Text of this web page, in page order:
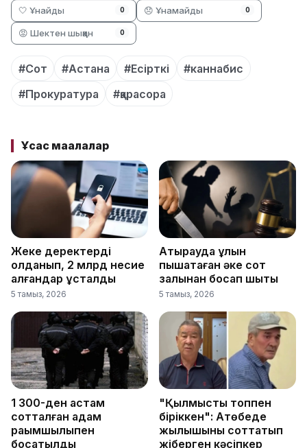
🤍 Ұнайды 0 😞 Ұнамайды 0
😡 Шектен шыққан 0
#Сот #Астана #Есірткі
#каннабис
#Прокуратура
#қарасора
Ұқсас мақалалар
Жеке деректерді
қолданып, 2 млрд несие
алғандар ұсталды
5 тамыз, 2026
Атырауда ұлын
пышақтаған әке сот
залынан босап шықты
5 тамыз, 2026
1 300-ден астам
сотталған адам
рақымшылықпен
босатылды
"Қылмыстық топпен
біріккен": Ақтөбеде
жылқышыны соттатып
жіберген кәсіпкер